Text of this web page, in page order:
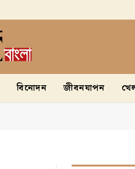
বিনোদন জীবনযাপন